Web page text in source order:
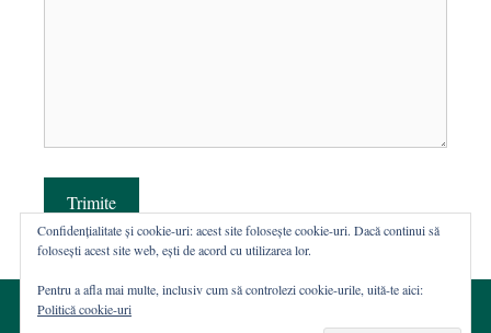
Trimite
Confidențialitate și cookie-uri: acest site folosește cookie-uri. Dacă continui să
folosești acest site web, ești de acord cu utilizarea lor.
Pentru a afla mai multe, inclusiv cum să controlezi cookie-urile, uită-te aici:
Politică cookie-uri